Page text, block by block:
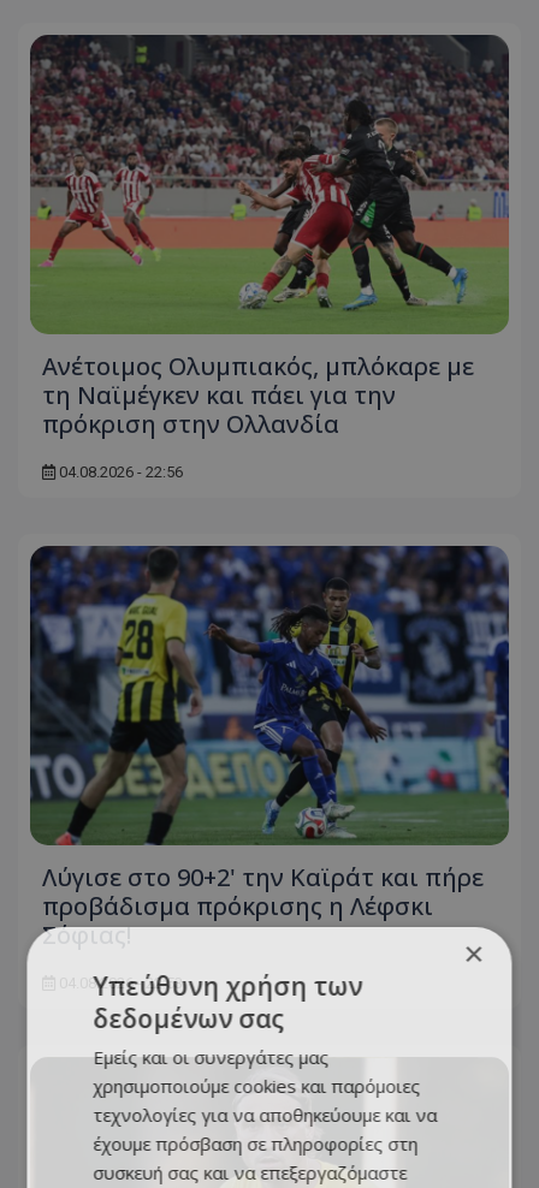
Ανέτοιμος Ολυμπιακός, μπλόκαρε με
τη Ναϊμέγκεν και πάει για την
πρόκριση στην Ολλανδία
04.08.2026 - 22:56
Λύγισε στο 90+2' την Καϊράτ και πήρε
προβάδισμα πρόκρισης η Λέφσκι
Σόφιας!
04.08.2026 - 22:53
×
Υπεύθυνη χρήση των
δεδομένων σας
Εμείς και οι συνεργάτες μας
χρησιμοποιούμε cookies και παρόμοιες
τεχνολογίες για να αποθηκεύουμε και να
έχουμε πρόσβαση σε πληροφορίες στη
συσκευή σας και να επεξεργαζόμαστε